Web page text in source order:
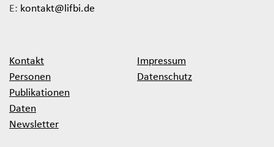
E: kontakt@lifbi.de
Kontakt
Personen
Publikationen
Daten
Newsletter
Impressum
Datenschutz